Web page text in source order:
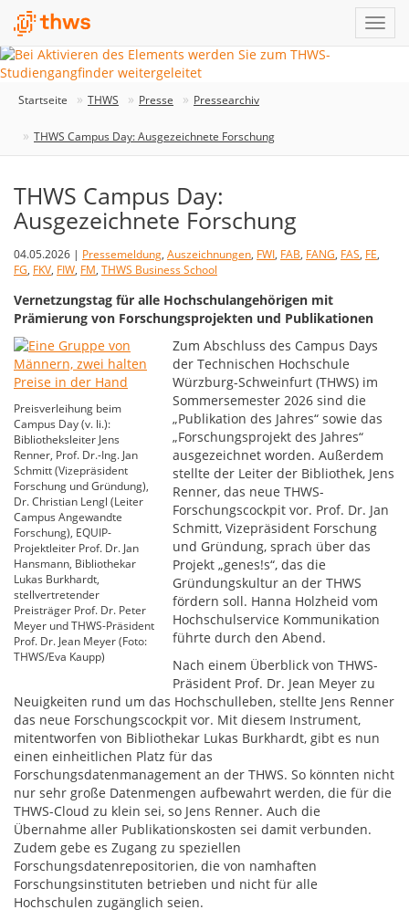
Startseite THWS Presse Pressearchiv
THWS Campus Day: Ausgezeichnete Forschung
THWS Campus Day:
Ausgezeichnete Forschung
04.05.2026 | Pressemeldung, Auszeichnungen, FWI, FAB, FANG, FAS, FE,
FG, FKV, FIW, FM, THWS Business School
Vernetzungstag für alle Hochschulangehörigen mit
Prämierung von Forschungsprojekten und Publikationen
Preisverleihung beim
Campus Day (v. li.):
Bibliotheksleiter Jens
Renner, Prof. Dr.-Ing. Jan
Schmitt (Vizepräsident
Forschung und Gründung),
Dr. Christian Lengl (Leiter
Campus Angewandte
Forschung), EQUIP-
Projektleiter Prof. Dr. Jan
Hansmann, Bibliothekar
Lukas Burkhardt,
stellvertretender
Preisträger Prof. Dr. Peter
Meyer und THWS-Präsident
Prof. Dr. Jean Meyer (Foto:
THWS/Eva Kaupp)
Zum Abschluss des Campus Days
der Technischen Hochschule
Würzburg-Schweinfurt (THWS) im
Sommersemester 2026 sind die
„Publikation des Jahres“ sowie das
„Forschungsprojekt des Jahres“
ausgezeichnet worden. Außerdem
stellte der Leiter der Bibliothek, Jens
Renner, das neue THWS-
Forschungscockpit vor. Prof. Dr. Jan
Schmitt, Vizepräsident Forschung
und Gründung, sprach über das
Projekt „genes!s“, das die
Gründungskultur an der THWS
fördern soll. Hanna Holzheid vom
Hochschulservice Kommunikation
führte durch den Abend.
Nach einem Überblick von THWS-
Präsident Prof. Dr. Jean Meyer zu
Neuigkeiten rund um das Hochschulleben, stellte Jens Renner
das neue Forschungscockpit vor. Mit diesem Instrument,
mitentworfen von Bibliothekar Lukas Burkhardt, gibt es nun
einen einheitlichen Platz für das
Forschungsdatenmanagement an der THWS. So könnten nicht
nur sehr große Datenmengen aufbewahrt werden, die für die
THWS-Cloud zu klein sei, so Jens Renner. Auch die
Übernahme aller Publikationskosten sei damit verbunden.
Zudem gebe es Zugang zu speziellen
Forschungsdatenrepositorien, die von namhaften
Forschungsinstituten betrieben und nicht für alle
Hochschulen zugänglich seien.